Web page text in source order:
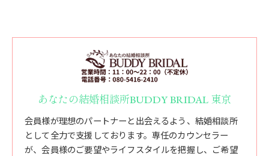
あなたの結婚相談所BUDDY BRIDAL 東京
会員様が理想のパートナーと出会えるよう、結婚相談所
として全力で支援しております。専任のカウンセラー
が、会員様のご要望やライフスタイルを把握し、ご希望